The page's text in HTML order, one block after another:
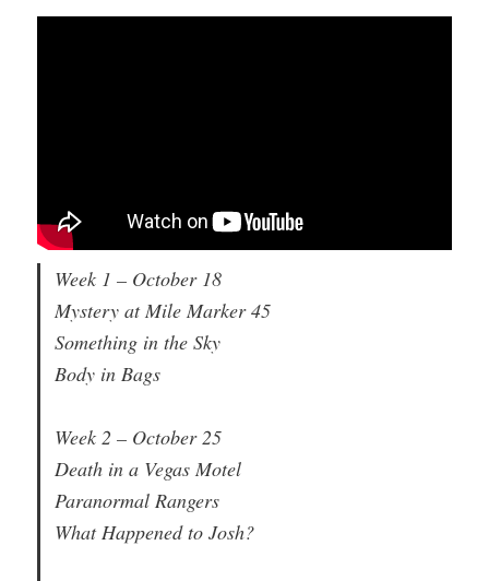
Week 1 – October 18
Mystery at Mile Marker 45
Something in the Sky
Body in Bags
Week 2 – October 25
Death in a Vegas Motel
Paranormal Rangers
What Happened to Josh?